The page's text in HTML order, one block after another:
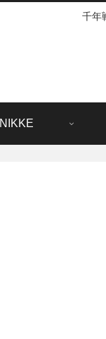
千年
NIKKE